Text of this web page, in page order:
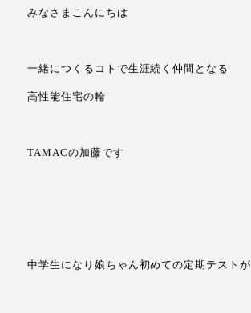
みなさまこんにちは
一緒につくるコトで生涯続く仲間となる
高性能住宅の輪
TAMACの加藤です
中学生になり娘ちゃん初めての定期テストが